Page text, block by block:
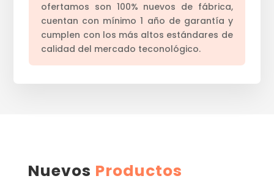
ofertamos son 100% nuevos de fábrica,
cuentan con mínimo 1 año de garantía y
cumplen con los más altos estándares de
calidad del mercado teconológico.
Nuevos Productos